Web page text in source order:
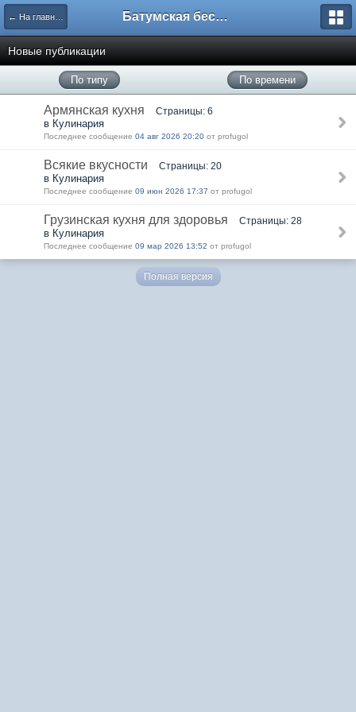
← На главную Батумская беседка
Новые публикации
По типу По времени
Армянская кухня Страницы: 6
в Кулинария
Последнее сообщение 04 авг 2026 20:20 от profugol
Всякие вкусности Страницы: 20
в Кулинария
Последнее сообщение 09 июн 2026 17:37 от profugol
Грузинская кухня для здоровья Страницы: 28
в Кулинария
Последнее сообщение 09 мар 2026 13:52 от profugol
Полная версия